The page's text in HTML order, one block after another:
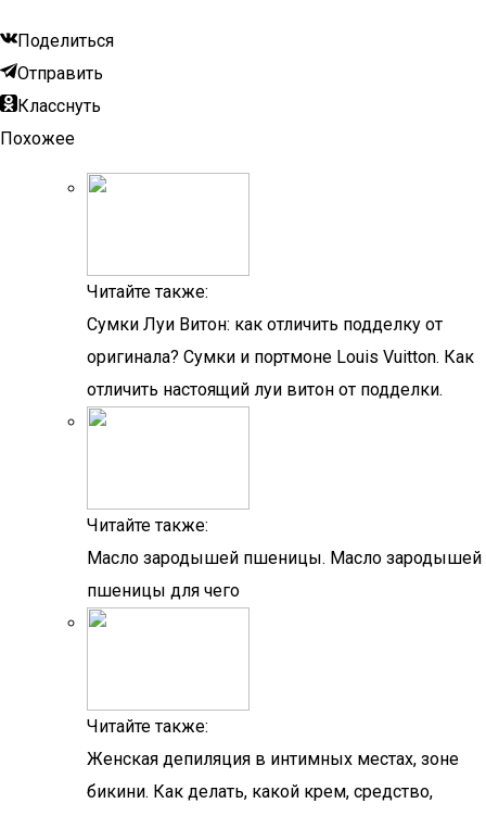
Поделиться
Отправить
Класснуть
Похожее
Читайте также:
Сумки Луи Витон: как отличить подделку от
оригинала? Сумки и портмоне Louis Vuitton. Как
отличить настоящий луи витон от подделки.
Читайте также:
Масло зародышей пшеницы. Масло зародышей
пшеницы для чего
Читайте также:
Женская депиляция в интимных местах, зоне
бикини. Как делать, какой крем, средство,